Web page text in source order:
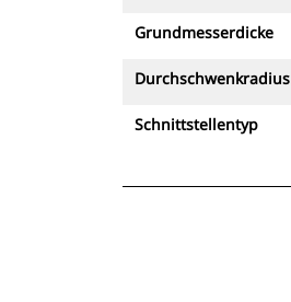
Grundmesserdicke
Durchschwenkradius
Schnittstellentyp